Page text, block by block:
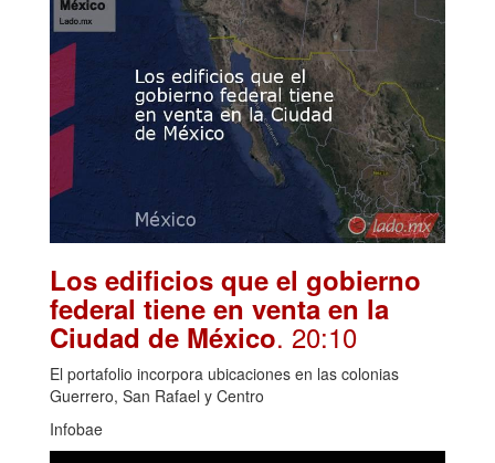
Los edificios que el gobierno
federal tiene en venta en la
Ciudad de México. 20:10
El portafolio incorpora ubicaciones en las colonias
Guerrero, San Rafael y Centro
Infobae